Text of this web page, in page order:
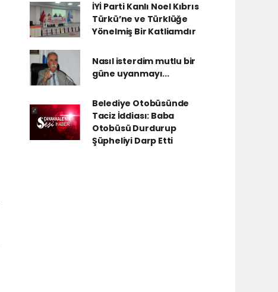
İYİ Parti Kanlı Noel Kıbrıs
Türkü’ne ve Türklüğe
Yönelmiş Bir Katliamdır
Nasıl isterdim mutlu bir
güne uyanmayı...
Belediye Otobüsünde
Taciz İddiası: Baba
Otobüsü Durdurup
Şüpheliyi Darp Etti